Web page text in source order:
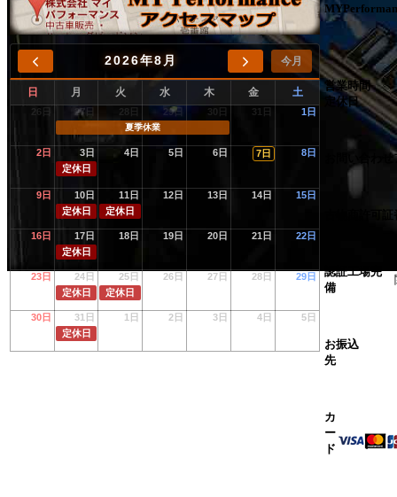
2026年8月 今月
日 月 火 水 木 金 土
27日
夏季休業
28日 29日 30日 31日 1日
2日
3日
定休日
4日 5日 6日 7日 8日
9日
10日
定休日
11日
定休日
12日 13日 14日 15日
16日
17日
定休日
18日 19日 20日 21日 22日
23日
24日
定休日
25日
定休日
26日 27日 28日 29日
30日
31日
定休日
1日 2日 3日 4日 5日
営業時間
定休日
お問い合わ
古物商許可
認証工場完
備
お振込
先
カ
ー
ド